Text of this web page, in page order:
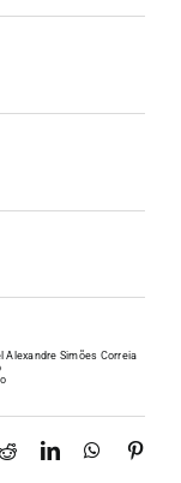
Alexandre Simões Correia
RedditLinkedIn